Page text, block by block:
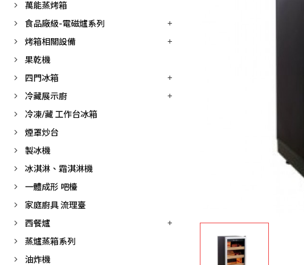
萬能蒸烤箱
食品廠級-電磁爐系列
烤箱相關設備
果乾機
四門冰箱
冷藏展示廚
冷凍/藏 工作台冰箱
煙罩炒台
製冰機
冰淇淋、霜淇淋機
一體成形 吧檯
家庭廚具 流理臺
西餐爐
蒸爐蒸箱系列
油炸機